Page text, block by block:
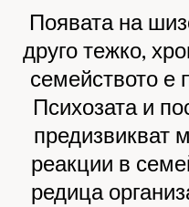
Появата на
друго тежко,
семейството е
Психозата и
предизвикват
реакции в
редица